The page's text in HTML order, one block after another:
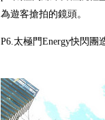
為遊客搶拍的鏡頭。
P6.太極門Energy快閃團